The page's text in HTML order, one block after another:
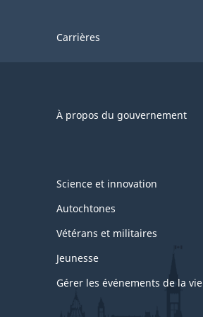
Carrières
À propos du gouvernement
Science et innovation
Autochtones
Vétérans et militaires
Jeunesse
Gérer les événements de la vie